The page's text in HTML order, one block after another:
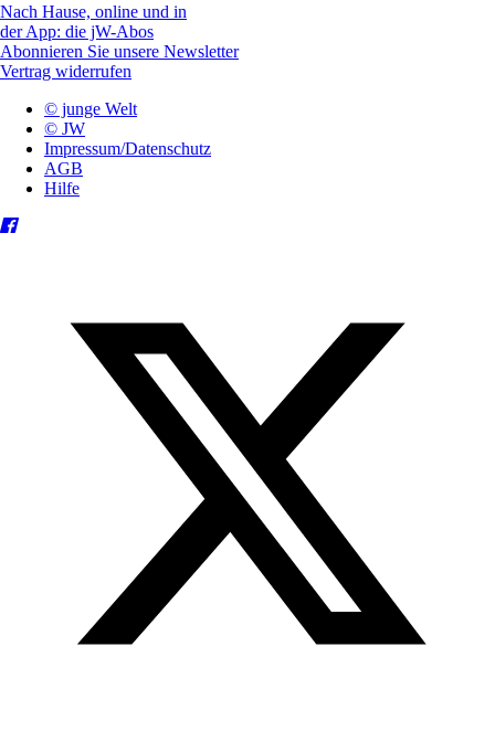
Nach Hause, online und in
der App: die jW-Abos
Abonnieren Sie unsere Newsletter
Vertrag widerrufen
© junge Welt
© JW
Impressum/Datenschutz
AGB
Hilfe